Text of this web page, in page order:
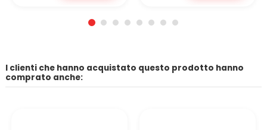
I clienti che hanno acquistato questo prodotto hanno
comprato anche: